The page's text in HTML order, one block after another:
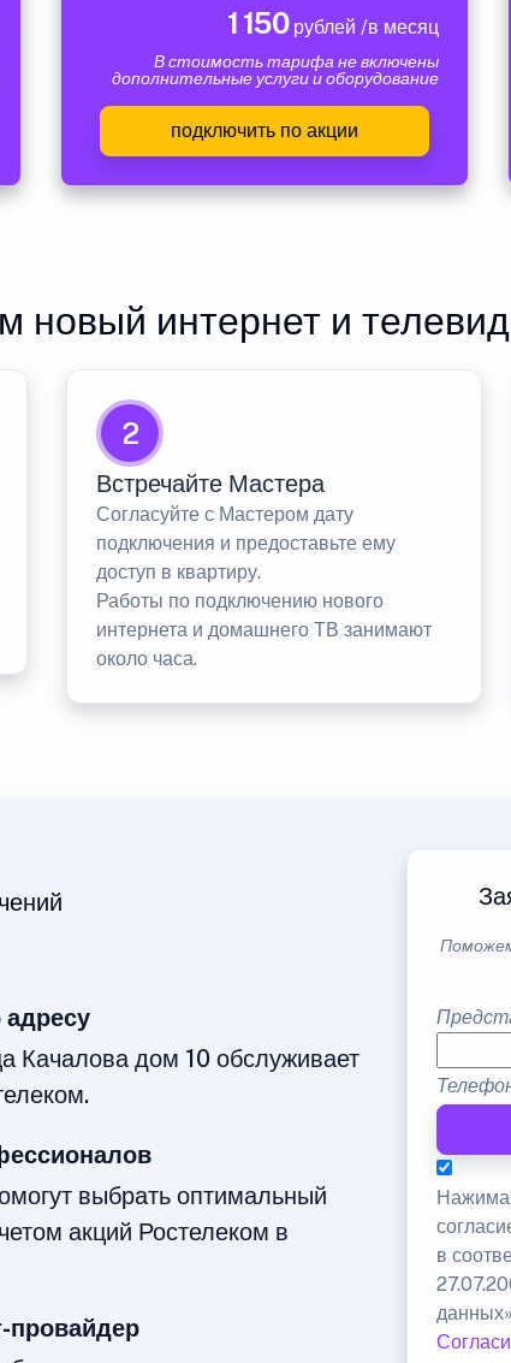
1 150рублей /в месяц
В стоимость тарифа не включены
дополнительные услуги и оборудование
подключить по акции
новый интернет и
2
Встречайте Мастера
Согласуйте с Мастером дату
подключения и предоставьте ему
доступ в квартиру.
Работы по подключению нового
интернета и домашнего ТВ занимают
около часа.
Качалова дом 10 обслуживает
выбрать оптимальный
акций Ростелеком в
провайдер
в